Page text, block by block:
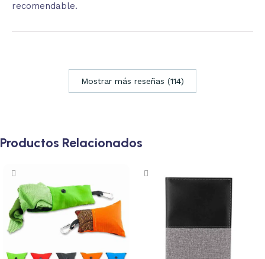
recomendable.
Mostrar más reseñas (114)
Productos Relacionados